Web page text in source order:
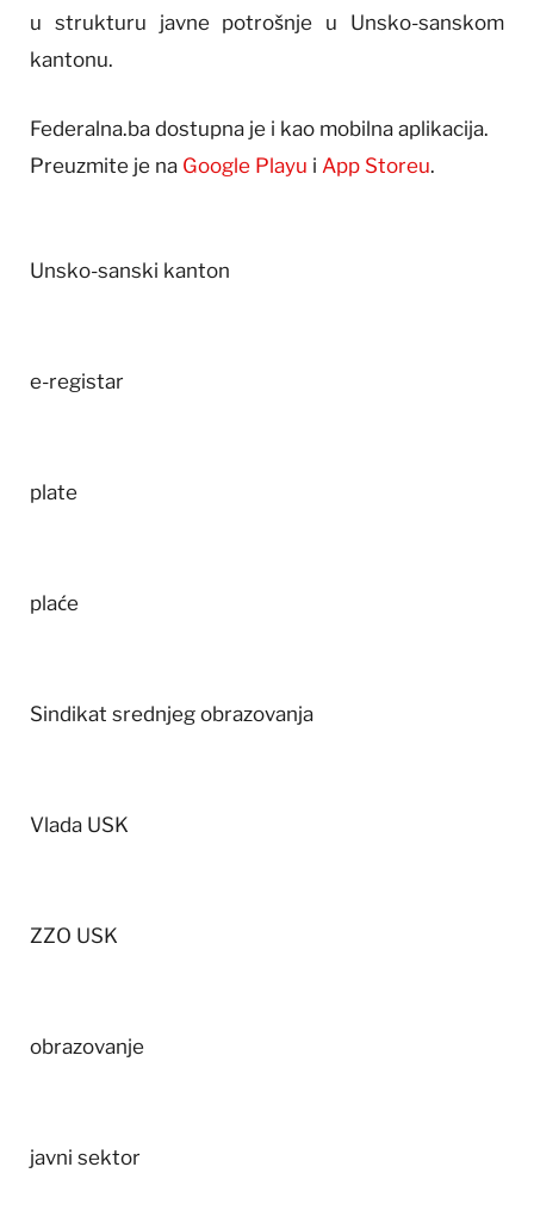
u strukturu javne potrošnje u Unsko-sanskom
kantonu.
Federalna.ba dostupna je i kao mobilna aplikacija.
Preuzmite je na Google Playu i App Storeu.
Unsko-sanski kanton
e-registar
plate
plaće
Sindikat srednjeg obrazovanja
Vlada USK
ZZO USK
obrazovanje
javni sektor